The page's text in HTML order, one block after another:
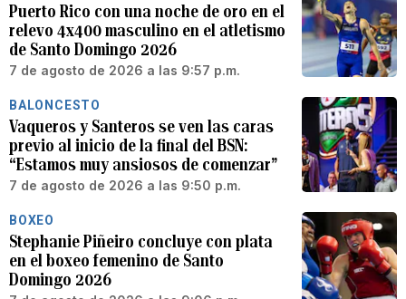
Puerto Rico con una noche de oro en el
relevo 4x400 masculino en el atletismo
de Santo Domingo 2026
7 de agosto de 2026 a las 9:57 p.m.
BALONCESTO
Vaqueros y Santeros se ven las caras
previo al inicio de la final del BSN:
“Estamos muy ansiosos de comenzar”
7 de agosto de 2026 a las 9:50 p.m.
BOXEO
Stephanie Piñeiro concluye con plata
en el boxeo femenino de Santo
Domingo 2026